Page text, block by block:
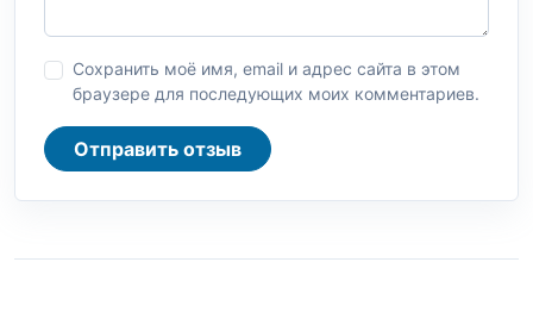
Сохранить моё имя, email и адрес сайта в этом
браузере для последующих моих комментариев.
Отправить отзыв